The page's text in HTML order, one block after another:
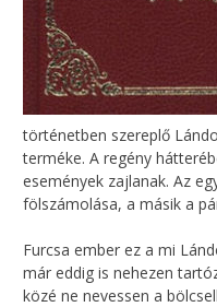
történetben szereplő
terméke. A regény
események zajlanak. Az
fölszámolása, a másik a
Furcsa ember ez a mi
már eddig is nehezen
közé ne nevessen a